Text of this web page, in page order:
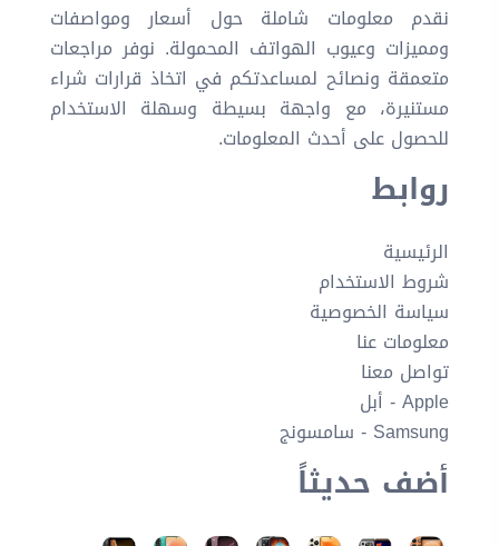
نقدم معلومات شاملة حول أسعار ومواصفات
ومميزات وعيوب الهواتف المحمولة. نوفر مراجعات
متعمقة ونصائح لمساعدتكم في اتخاذ قرارات شراء
مستنيرة، مع واجهة بسيطة وسهلة الاستخدام
للحصول على أحدث المعلومات.
روابط
الرئيسية
شروط الاستخدام
سياسة الخصوصية
معلومات عنا
تواصل معنا
Apple - أبل
Samsung - سامسونج
أضف حديثاً